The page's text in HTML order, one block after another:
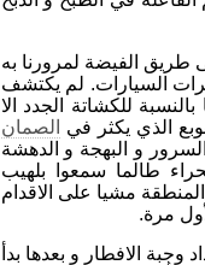
طريق الفيضة لمرورنا به
السيارات. لم يكتشف
للكشاتة الجدد الا
الذي يكثر في
الصمان
و البهجة و الدهشة
طالما سمعوا بلهيب
مشيا على الاقدام
مرة.
الافطار و بعدها بدأ